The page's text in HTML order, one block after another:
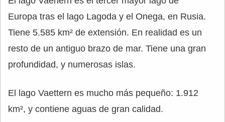
Europa tras el lago Lagoda y el Onega, en Rusia.
Tiene 5.585 km² de extensión. En realidad es un
resto de un antiguo brazo de mar. Tiene una gran
profundidad, y numerosas islas.
El lago Vaettern es mucho más pequeño: 1.912
km², y contiene aguas de gran calidad.